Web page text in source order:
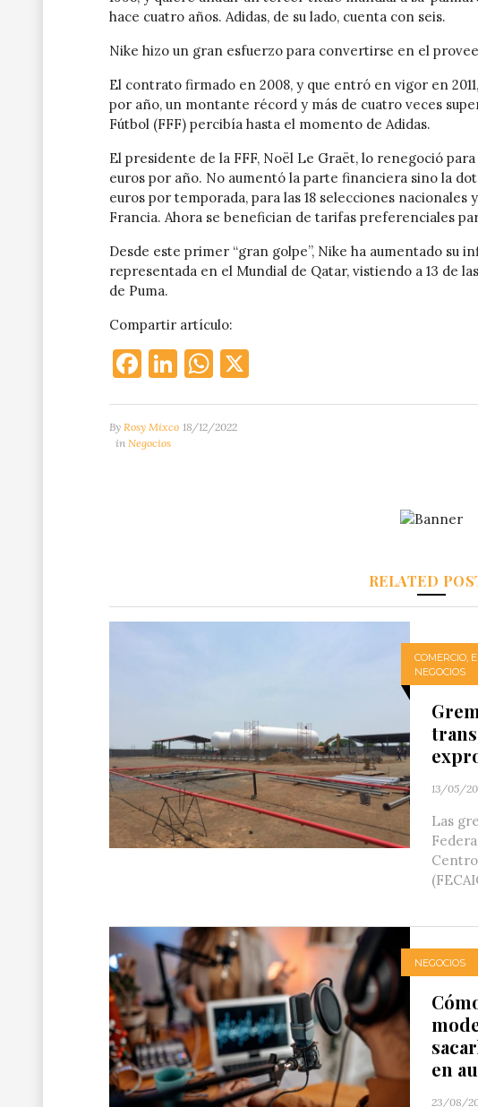
hace cuatro años. Adidas, de su lado, cuenta con seis.
Nike hizo un gran esfuerzo para convertirse en el
El contrato firmado en 2008, y que entró en vigor en
por año, un montante récord y más de cuatro veces
Fútbol (FFF) percibía hasta el momento de Adidas.
El presidente de la FFF, Noël Le Graët, lo renegoció
euros por año. No aumentó la parte financiera sino la
euros por temporada, para las 18 selecciones nacionales
Francia. Ahora se benefician de tarifas preferenciales
Desde este primer “gran golpe”, Nike ha aumentado su
representada en el Mundial de Qatar, vistiendo a 13 de
de Puma.
Compartir artículo:
Facebook
LinkedIn
WhatsApp
By Rosy Mixco 18/12/2022
in Negocios
RELATED
COMERCIO,
NEGOCIOS
13/05/
Las
NEGOCIOS
en
23/08/